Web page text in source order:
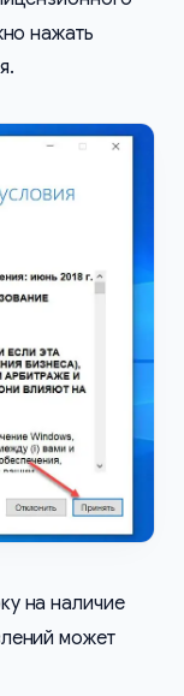
нажать
на наличие
может